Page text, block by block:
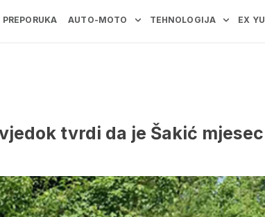
PREPORUKA AUTO-MOTO TEHNOLOGIJA EX YU
tvrdi da je Šakić mjesec